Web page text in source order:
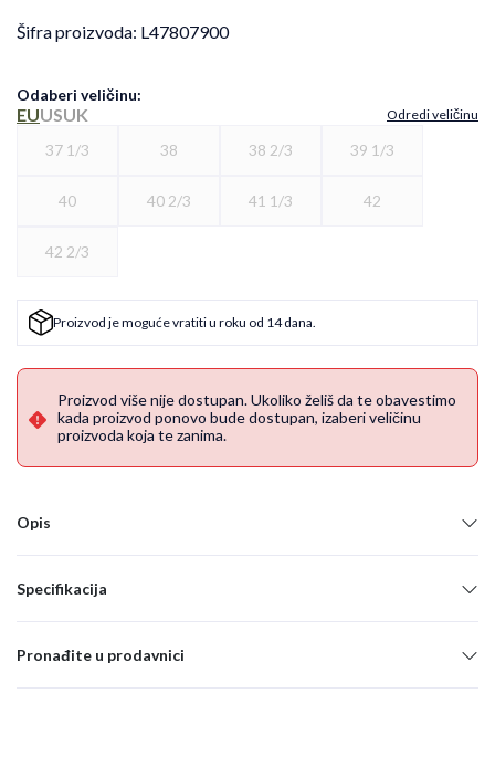
Šifra proizvoda: L47807900
Odaberi veličinu:
EUUSUK Odredi veličinu
37 1/3 38 38 2/3 39 1/3
40 40 2/3 41 1/3 42
42 2/3
Proizvod je moguće vratiti u roku od 14 dana.
Proizvod više nije dostupan. Ukoliko želiš da te obavestimo
kada proizvod ponovo bude dostupan, izaberi veličinu
proizvoda koja te zanima.
Opis
Specifikacija
Pronađite u prodavnici